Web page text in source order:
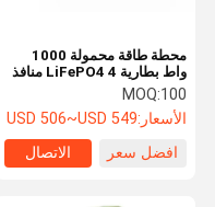
محطة طاقة محمولة 1000
واط بطارية LiFePO4 4 منافذ
تيار متردد قابلة لإعادة الشحن
بالطاقة الشمسية
MOQ:100
الأسعار:USD 506~USD 549
افضل سعر
الاتصال